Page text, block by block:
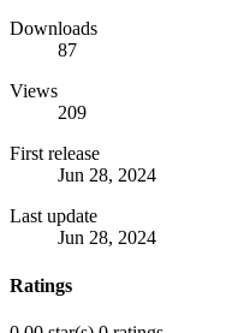
Downloads
87
Views
209
First release
Jun 28, 2024
Last update
Jun 28, 2024
Ratings